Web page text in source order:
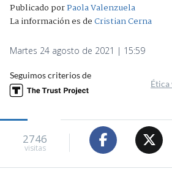
Publicado porPaola Valenzuela
La información es deCristian Cerna
Martes 24 agosto de 2021 | 15:59
Seguimos criterios de
Ética
2746
visitas